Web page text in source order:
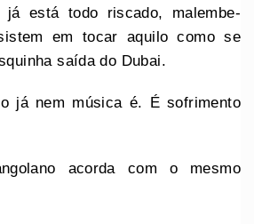
está todo riscado, malembe-
em tocar aquilo como se
saída do Dubai.
já nem música é. É sofrimento
acorda com o mesmo